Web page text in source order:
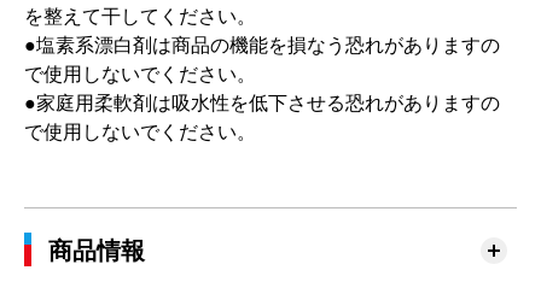
を整えて干してください。
●塩素系漂白剤は商品の機能を損なう恐れがありますの
で使用しないでください。
●家庭用柔軟剤は吸水性を低下させる恐れがありますの
で使用しないでください。
商品情報